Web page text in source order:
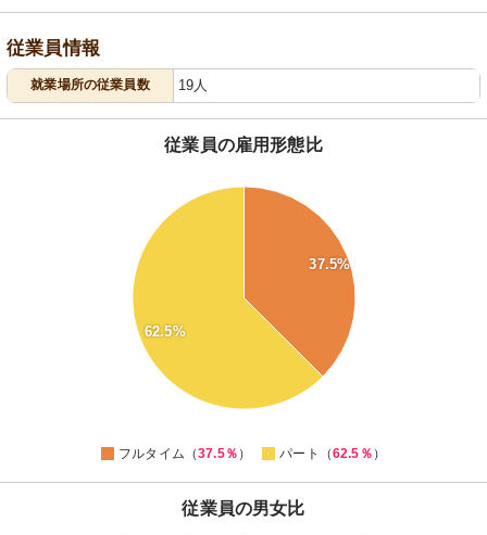
従業員情報
就業場所の従業員数 19人
従業員の雇用形態比
37.5%
62.5%
フルタイム（37.5％ ） パート（62.5％ ）
従業員の男女比